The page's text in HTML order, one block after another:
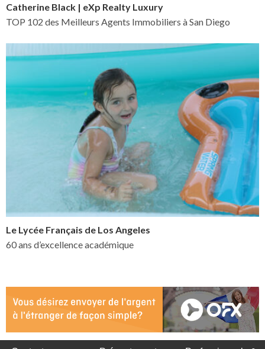
Catherine Black | eXp Realty Luxury
TOP 102 des Meilleurs Agents Immobiliers à San Diego
Le Lycée Français de Los Angeles
60 ans d’excellence académique